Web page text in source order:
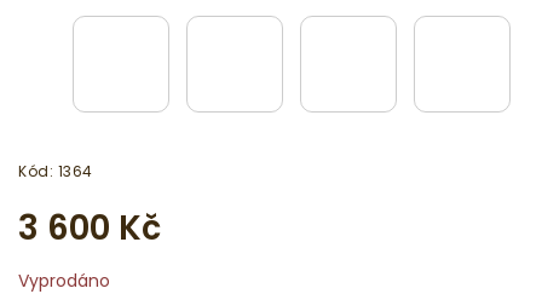
Kód: 1364
3 600 Kč
Vyprodáno